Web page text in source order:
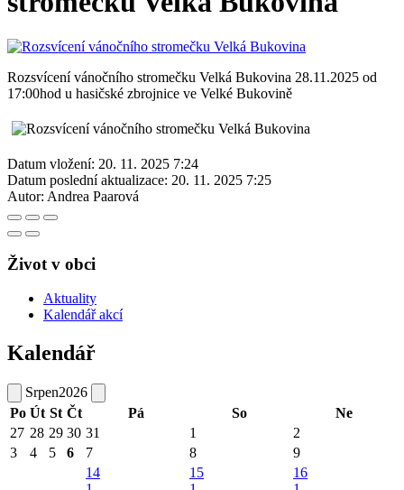
Rozsvícení vánočního stromečku Velká Bukovina 28.11.2025 od
17:00hod u hasičské zbrojnice ve Velké Bukovině
Datum vložení: 20. 11. 2025 7:24
Datum poslední aktualizace: 20. 11. 2025 7:25
Autor: Andrea Paarová
Život v obci
Aktuality
Kalendář akcí
Kalendář
Srpen2026
Po Út St Čt Pá So
Ne
27 28 29 30 31 1
2
3
4 5 6 7 8 9
14
15
16